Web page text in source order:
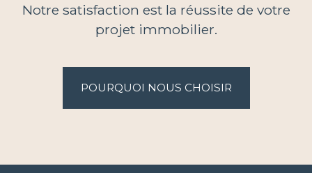
Notre satisfaction est la réussite de votre
projet immobilier.
POURQUOI NOUS CHOISIR